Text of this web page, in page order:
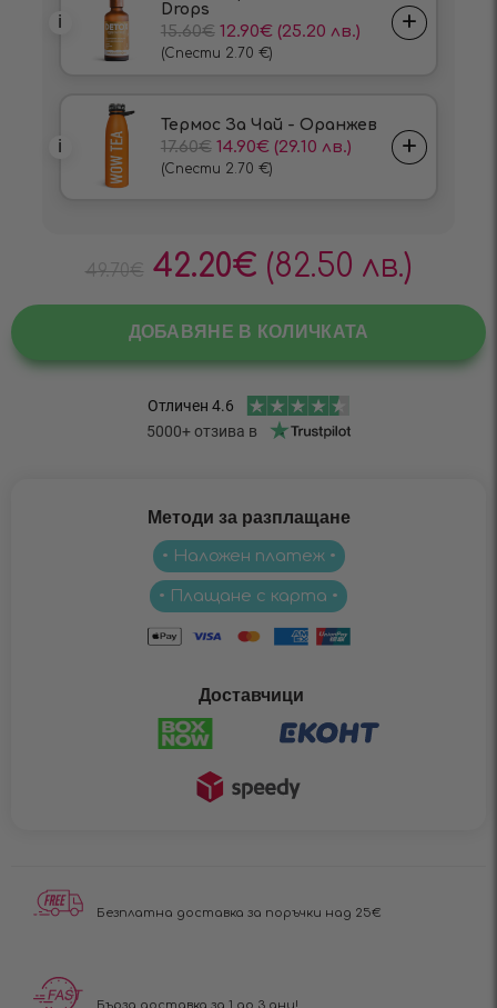
49.70€ 42.20€ (82.50 лв.)
ДОБАВЯНЕ В КОЛИЧКАТА
Методи за разплащане
• Наложен платеж •
• Плащане с карта •
Доставчици
Безплатна доставка за поръчки над 25€
Бърза доставка за 1 до 3 дни!